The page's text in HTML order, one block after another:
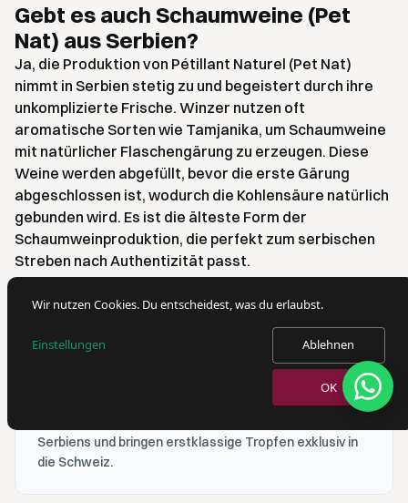
Gebt es auch Schaumweine (Pet
Nat) aus Serbien?
Ja, die Produktion von Pétillant Naturel (Pet Nat)
nimmt in Serbien stetig zu und begeistert durch ihre
unkomplizierte Frische. Winzer nutzen oft
aromatische Sorten wie Tamjanika, um Schaumweine
mit natürlicher Flaschengärung zu erzeugen. Diese
Weine werden abgefüllt, bevor die erste Gärung
abgeschlossen ist, wodurch die Kohlensäure natürlich
gebunden wird. Es ist die älteste Form der
Schaumweinproduktion, die perfekt zum serbischen
Streben nach Authentizität passt.
MyVinoDeal Redaktion
Das MyVinoDeal Redaktionsteam teilt Wissen rund um
serbische Weine, Rakija, Gin und die Balkan-Weinkultur.
Serbiens und bringen erstklassige Tropfen exklusiv in
die Schweiz.
Wir nutzen Cookies. Du entscheidest, was du erlaubst.
Einstellungen Ablehnen
OK